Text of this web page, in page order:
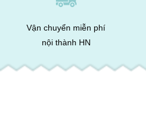
Vận chuyển miễn phí
nội thành HN